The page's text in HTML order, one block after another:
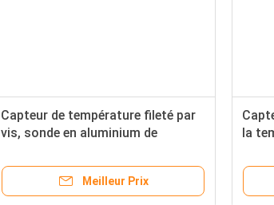
Capteur de température fileté par
vis, sonde en aluminium de
rapidement
Meilleur Prix
la